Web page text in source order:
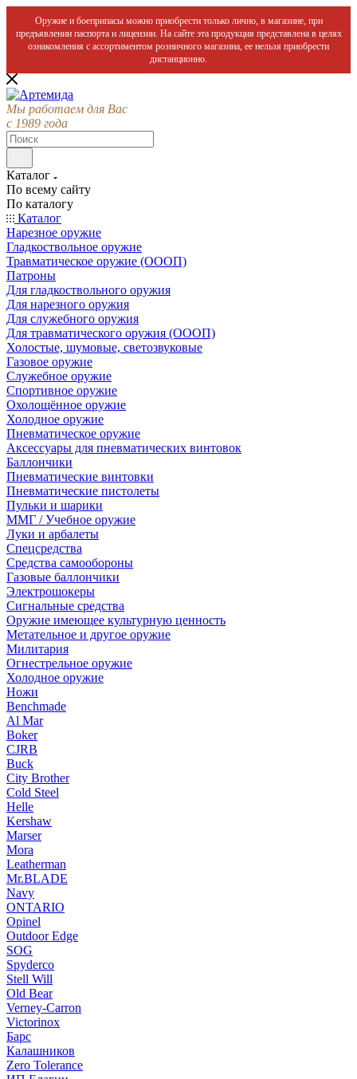
Оружие и боеприпасы можно приобрести только лично, в магазине, при
предъявлении паспорта и лицензии. На сайте эта продукция представлена в целях
ознакомления с ассортиментом розничного магазина, ее нельзя приобрести
дистанционно.
Мы работаем для Вас
с 1989 года
Каталог
По всему сайту
По каталогу
Каталог
Нарезное оружие
Гладкоствольное оружие
Травматическое оружие (ОООП)
Патроны
Для гладкоствольного оружия
Для нарезного оружия
Для служебного оружия
Для травматического оружия (ОООП)
Холостые, шумовые, светозвуковые
Газовое оружие
Служебное оружие
Спортивное оружие
Охолощённое оружие
Холодное оружие
Пневматическое оружие
Аксессуары для пневматических винтовок
Баллончики
Пневматические винтовки
Пневматические пистолеты
Пульки и шарики
ММГ / Учебное оружие
Луки и арбалеты
Спецсредства
Средства самообороны
Газовые баллончики
Электрошокеры
Сигнальные средства
Оружие имеющее культурную ценность
Метательное и другое оружие
Милитария
Огнестрельное оружие
Холодное оружие
Ножи
Benchmade
Al Mar
Boker
CJRB
Buck
City Brother
Cold Steel
Helle
Kershaw
Marser
Mora
Leatherman
Mr.BLADE
Navy
ONTARIO
Opinel
Outdoor Edge
SOG
Spyderco
Stell Will
Old Bear
Verney-Carron
Victorinox
Барс
Калашников
Zero Tolerance